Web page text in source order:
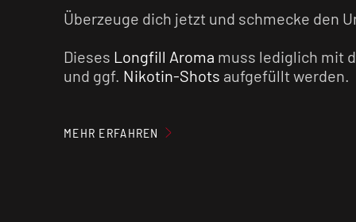
Überzeuge dich jetzt und schmecke den
Dieses Longfill Aroma muss lediglich mit
und ggf. Nikotin-Shots aufgefüllt werden.
sich die einzelnen Bestandteile
MEHR ERFAHREN